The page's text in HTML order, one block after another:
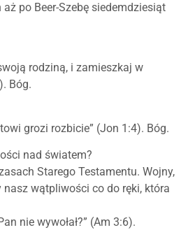
po Beer-Szebę siedemdziesiąt
rodziną, i zamieszkaj w
Bóg.
grozi rozbicie” (Jon 1:4). Bóg.
nad światem?
Starego Testamentu. Wojny,
wątpliwości co do ręki, która
nie wywołał?” (Am 3:6).